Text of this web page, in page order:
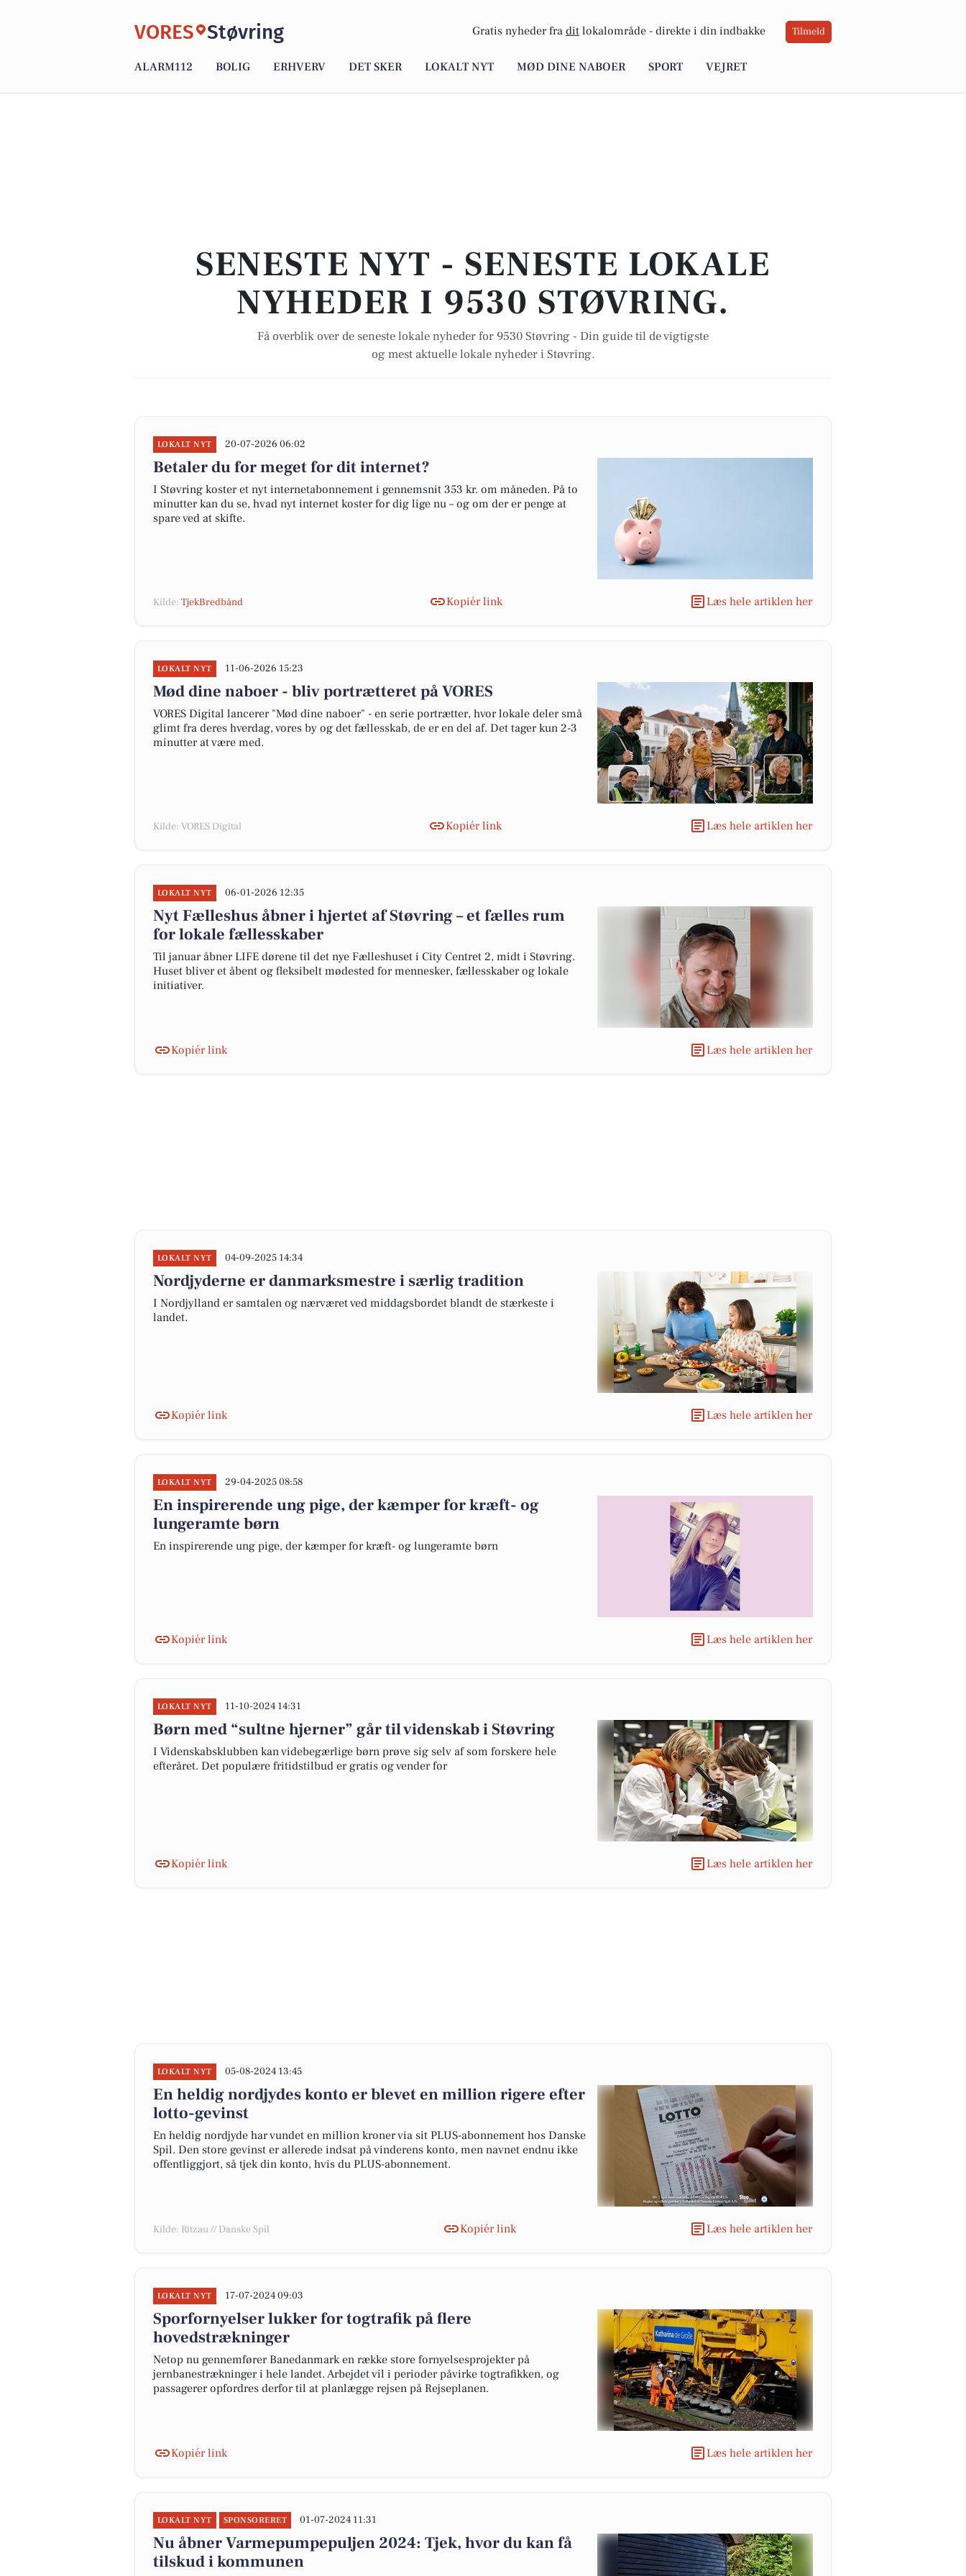
VORES Støvring Gratis nyheder fra dit lokalområde - direkte i din indbakke Tilmeld
ALARM112 BOLIG ERHVERV DET SKER LOKALT NYT MØD DINE NABOER SPORT VEJRET
SENESTE NYT - SENESTE LOKALE
NYHEDER I 9530 STØVRING.
Få overblik over de seneste lokale nyheder for 9530 Støvring - Din guide til de vigtigste
og mest aktuelle lokale nyheder i Støvring.
LOKALT NYT 20-07-2026 06:02
Betaler du for meget for dit internet?
I Støvring koster et nyt internetabonnement i gennemsnit 353 kr. om måneden. På to
minutter kan du se, hvad nyt internet koster for dig lige nu – og om der er penge at
spare ved at skifte.
Kilde: TjekBredbånd Kopiér link Læs hele artiklen her
LOKALT NYT 11-06-2026 15:23
Mød dine naboer - bliv portrætteret på VORES
VORES Digital lancerer "Mød dine naboer" - en serie portrætter, hvor lokale deler små
glimt fra deres hverdag, vores by og det fællesskab, de er en del af. Det tager kun 2-3
minutter at være med.
Kilde: VORES Digital Kopiér link Læs hele artiklen her
LOKALT NYT 06-01-2026 12:35
Nyt Fælleshus åbner i hjertet af Støvring – et fælles rum
for lokale fællesskaber
Til januar åbner LIFE dørene til det nye Fælleshuset i City Centret 2, midt i Støvring.
Huset bliver et åbent og fleksibelt mødested for mennesker, fællesskaber og lokale
initiativer.
Kopiér link Læs hele artiklen her
LOKALT NYT 04-09-2025 14:34
Nordjyderne er danmarksmestre i særlig tradition
I Nordjylland er samtalen og nærværet ved middagsbordet blandt de stærkeste i
landet.
Kopiér link Læs hele artiklen her
LOKALT NYT 29-04-2025 08:58
En inspirerende ung pige, der kæmper for kræft- og
lungeramte børn
En inspirerende ung pige, der kæmper for kræft- og lungeramte børn
Kopiér link Læs hele artiklen her
LOKALT NYT 11-10-2024 14:31
Børn med “sultne hjerner” går til videnskab i Støvring
I Videnskabsklubben kan videbegærlige børn prøve sig selv af som forskere hele
efteråret. Det populære fritidstilbud er gratis og vender for
Kopiér link Læs hele artiklen her
LOKALT NYT 05-08-2024 13:45
En heldig nordjydes konto er blevet en million rigere efter
lotto-gevinst
En heldig nordjyde har vundet en million kroner via sit PLUS-abonnement hos Danske
Spil. Den store gevinst er allerede indsat på vinderens konto, men navnet endnu ikke
offentliggjort, så tjek din konto, hvis du PLUS-abonnement.
Kilde: Ritzau // Danske Spil Kopiér link Læs hele artiklen her
LOKALT NYT 17-07-2024 09:03
Sporfornyelser lukker for togtrafik på flere
hovedstrækninger
Netop nu gennemfører Banedanmark en række store fornyelsesprojekter på
jernbanestrækninger i hele landet. Arbejdet vil i perioder påvirke togtrafikken, og
passagerer opfordres derfor til at planlægge rejsen på Rejseplanen.
Kopiér link Læs hele artiklen her
LOKALT NYT SPONSORERET 01-07-2024 11:31
Nu åbner Varmepumpepuljen 2024: Tjek, hvor du kan få
tilskud i kommunen